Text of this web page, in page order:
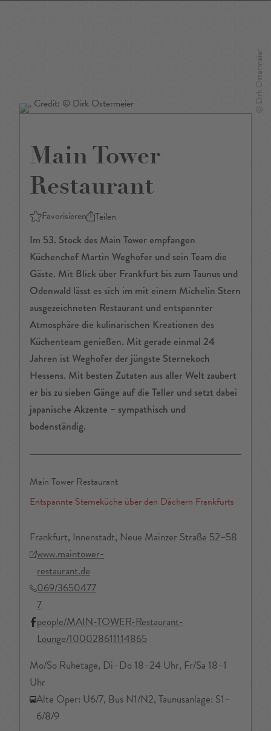
Main Tower
Restaurant
Favorisieren Teilen
Im 53. Stock des Main Tower empfangen
Küchenchef Martin Weghofer und sein Team die
Gäste. Mit Blick über Frankfurt bis zum Taunus und
Odenwald lässt es sich im mit einem Michelin Stern
ausgezeichneten Restaurant und entspannter
Atmosphäre die kulinarischen Kreationen des
Küchenteam genießen. Mit gerade einmal 24
Jahren ist Weghofer der jüngste Sternekoch
Hessens. Mit besten Zutaten aus aller Welt zaubert
er bis zu sieben Gänge auf die Teller und setzt dabei
japanische Akzente – sympathisch und
bodenständig.
Main Tower Restaurant
Entspannte Sterneküche über den Dächern Frankfurts
Frankfurt, Innenstadt, Neue Mainzer Straße 52–58
www.maintower-
restaurant.de
069/3650477
7
people/MAIN-TOWER-Restaurant-
Lounge/100028611114865
Mo/So Ruhetage, Di–Do 18–24 Uhr, Fr/Sa 18–1
Uhr
Alte Oper: U6/7, Bus N1/N2, Taunusanlage: S1–
6/8/9